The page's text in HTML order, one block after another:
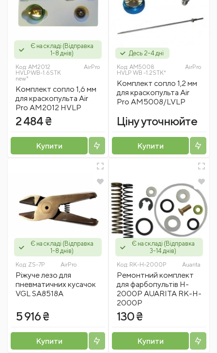
Є на складі (Відправка
1-8 днів)
Код: AM2012
HVLPWB-1.6STK
new*
AirPro
Комплект сопло 1,6 мм
для краскопульта Air
Pro AM2012 HVLP
2 484 ₴
Купити
Десь 2-4 дні
Код: AM5008
HVLP WB -1.2STK*
AirPro
Комплект сопло 1,2 мм
для краскопульта Air
Pro АМ5008/LVLP
Ціну уточнюйте
Купити
Є на складі (Відправка
1-8 днів)
Код: ZS-7P AirPro
Ріжуче лезо для
пневматичних кусачок
VGL SA8518A
5 916 ₴
Купити
Є на складі (Відправка
3-14 днів)
Код: RK-H-2000P Auarita
Ремонтний комплект
для фарбопультів H-
2000P AUARITA RK-H-
2000P
130 ₴
Купити